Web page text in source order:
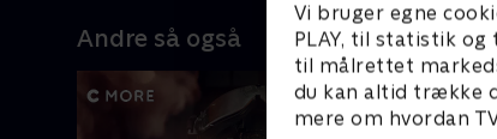
Vi bruger egne
PLAY, til statistik
til målrettet
du kan altid trække
mere om hvordan
Andre så også